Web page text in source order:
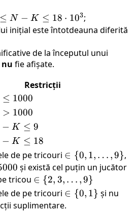
≤ N − K ≤ 18 ⋅ 103;
inițial este întotdeauna diferită
de la începutul unui
nu fie afișate.
Restricții
≤ 1000
> 1000
− K ≤ 9
− K ≤ 18
de pe tricouri \in \
{0, 1,
\dots,
9\}
∈ {0, 1, … ,9},
K
și există cel puțin un jucător
tricou \in \
{2, 3,
\dots,
∈ {2, 3, … ,9}
de pe tricouri \in
\
∈ {0, 1} și nu
suplimentare.